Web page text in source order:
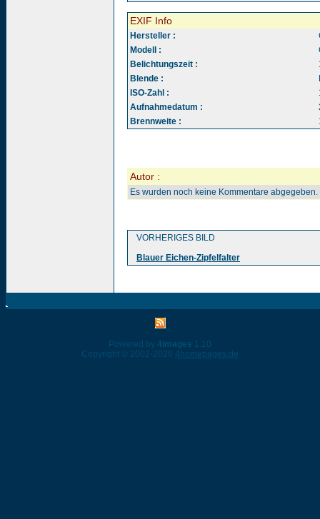
EXIF Info
Hersteller :
Modell :
Belichtungszeit :
Blende :
ISO-Zahl :
Aufnahmedatum :
Brennweite :
Autor :
Es wurden noch keine Kommentare abgegeben.
VORHERIGES BILD
Blauer Eichen-Zipfelfalter
Powered by 4images 1.10
Copyright © 2002-2026 4homepages.de